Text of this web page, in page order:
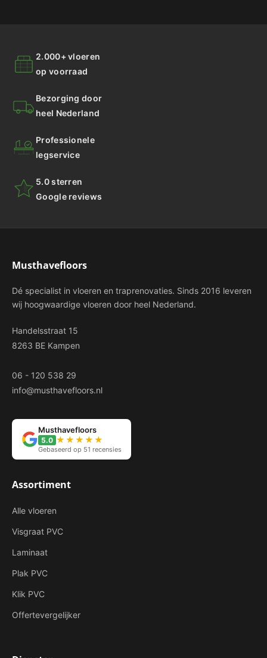
2.000+ vloeren
op voorraad
Bezorging door
heel Nederland
Professionele
legservice
5.0 sterren
Google reviews
Musthavefloors
Dé specialist in vloeren en traprenovaties. Sinds 2016 leveren
wij hoogwaardige vloeren door heel Nederland.
Handelsstraat 15
8263 BE Kampen
06 - 120 538 29
info@musthavefloors.nl
Musthavefloors
5.0 ★★★★★
Gebaseerd op 51 recensies
Assortiment
Alle vloeren
Visgraat PVC
Laminaat
Plak PVC
Klik PVC
Offertevergelijker